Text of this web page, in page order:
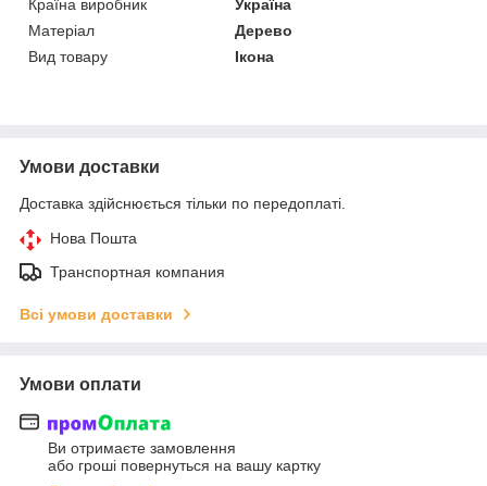
Країна виробник
Україна
Матеріал
Дерево
Вид товару
Ікона
Умови доставки
Доставка здійснюється тільки по передоплаті.
Нова Пошта
Транспортная компания
Всі умови доставки
Умови оплати
Ви отримаєте замовлення
або гроші повернуться на вашу картку